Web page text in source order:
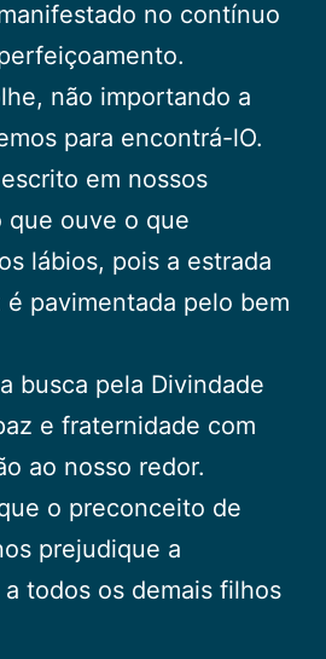
no contínuo
não importando a
para encontrá-lO.
em nossos
que ouve o que
lábios, pois a estrada
pavimentada pelo bem
busca pela Divindade
e fraternidade com
ao nosso redor.
o preconceito de
prejudique a
todos os demais filhos